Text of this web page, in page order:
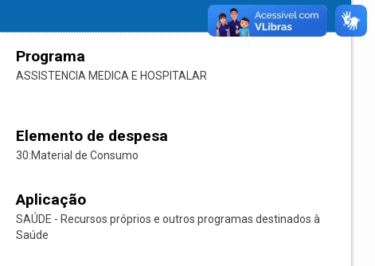
Programa
ASSISTENCIA MEDICA E HOSPITALAR
Elemento de despesa
30:Material de Consumo
Aplicação
SAÚDE - Recursos próprios e outros programas destinados à
Saúde